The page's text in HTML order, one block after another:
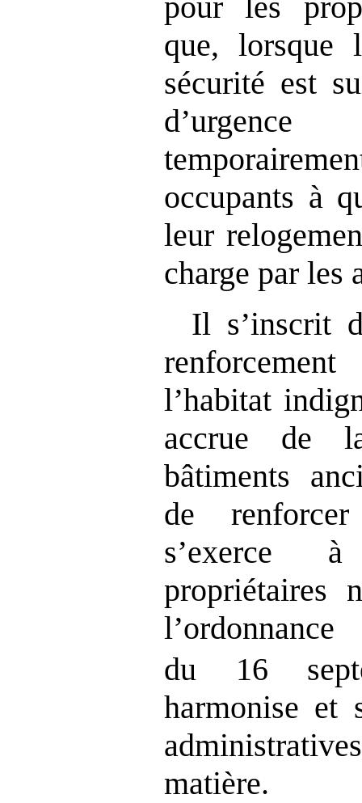
que, lorsque
sécurité est
occupants à
leur
charge par les
Il s’inscrit
l’habitat
accrue de
bâtiments
de
s’exerce
propriétaires
du 16
harmonise et
matière.